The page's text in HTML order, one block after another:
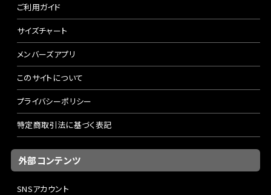
ご利用ガイド
サイズチャート
メンバーズアプリ
このサイトについて
プライバシーポリシー
特定商取引法に基づく表記
外部コンテンツ
SNSアカウント